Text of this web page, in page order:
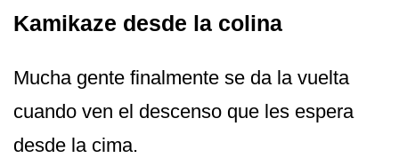
Kamikaze desde la colina
Mucha gente finalmente se da la vuelta
cuando ven el descenso que les espera
desde la cima.